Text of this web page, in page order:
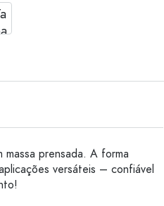
prensada. A forma
versáteis – confiável